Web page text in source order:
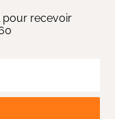
pour recevoir